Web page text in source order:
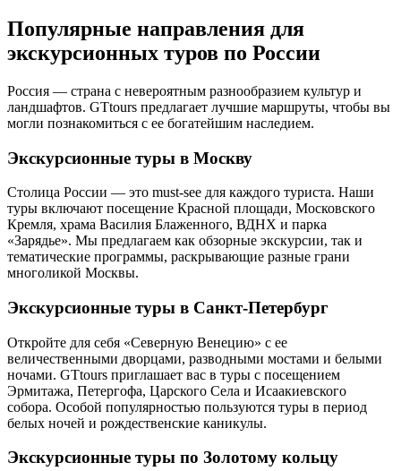
Популярные направления для
экскурсионных туров по России
Россия — страна с невероятным разнообразием культур и
ландшафтов. GTtours предлагает лучшие маршруты, чтобы вы
могли познакомиться с ее богатейшим наследием.
Экскурсионные туры в Москву
Столица России — это must-see для каждого туриста. Наши
туры включают посещение Красной площади, Московского
Кремля, храма Василия Блаженного, ВДНХ и парка
«Зарядье». Мы предлагаем как обзорные экскурсии, так и
тематические программы, раскрывающие разные грани
многоликой Москвы.
Экскурсионные туры в Санкт-Петербург
Откройте для себя «Северную Венецию» с ее
величественными дворцами, разводными мостами и белыми
ночами. GTtours приглашает вас в туры с посещением
Эрмитажа, Петергофа, Царского Села и Исаакиевского
собора. Особой популярностью пользуются туры в период
белых ночей и рождественские каникулы.
Экскурсионные туры по Золотому кольцу